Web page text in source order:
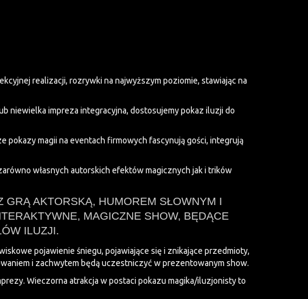
realizacji, rozrywki na najwyższym poziomie, stawiając na
niewielka impreza integracyjna, dostosujemy pokaz iluzji do
pokazy magii na eventach firmowych fascynują gości, integrują
własnych autorskich efektów magicznych jak i trików
AKTORSKĄ, HUMOREM SŁOWNYM I
MAGICZNE SHOW, BĘDĄCE
ILUZJI.
pojawienie śniegu, pojawiające się i znikające przedmioty,
i zachwytem będą uczestniczyć w prezentowanym show.
Wieczorna atrakcja w postaci pokazu magika/iluzjonisty to